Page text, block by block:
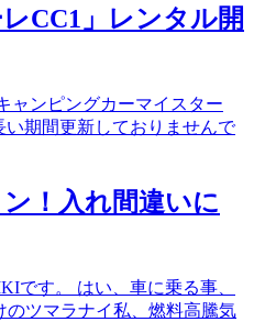
CC1」レンタル開
ャンピングカーマイスター
期間更新しておりませんで
！入れ間違いに
です。 はい、車に乗る事、
のツマラナイ私、燃料高騰気